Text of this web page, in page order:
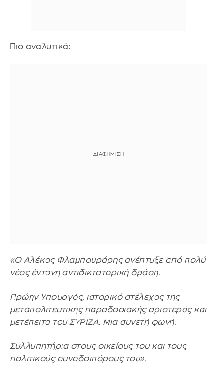
Πιο αναλυτικά:
«Ο Αλέκος Φλαμπουράρης ανέπτυξε από πολύ
νέος έντονη αντιδικτατορική δράση.
Πρώην Υπουργός, ιστορικό στέλεχος της
μεταπολιτευτικής παραδοσιακής αριστεράς και
μετέπειτα του ΣΥΡΙΖΑ. Μια συνετή φωνή.
Συλλυπητήρια στους οικείους του και τους
πολιτικούς συνοδοιπόρους του».